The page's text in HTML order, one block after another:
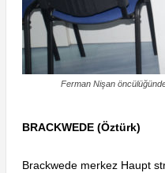
Ferman Nişan
BRACKWEDE (Öztürk)
Brackwede merkez Haupt